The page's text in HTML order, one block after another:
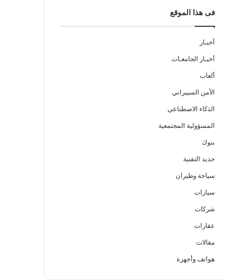
فى هذا الموقع
أخبـار
أخبـار الجامعـات
ألعاب
الأمن السيبراني
الذكاء الاصطناعي
المسؤولية المجتمعية
بنوك
جديد التقنية
سياحة وطيران
سيارات
شركات
عقارات
مقالات
هواتف وأجهزة